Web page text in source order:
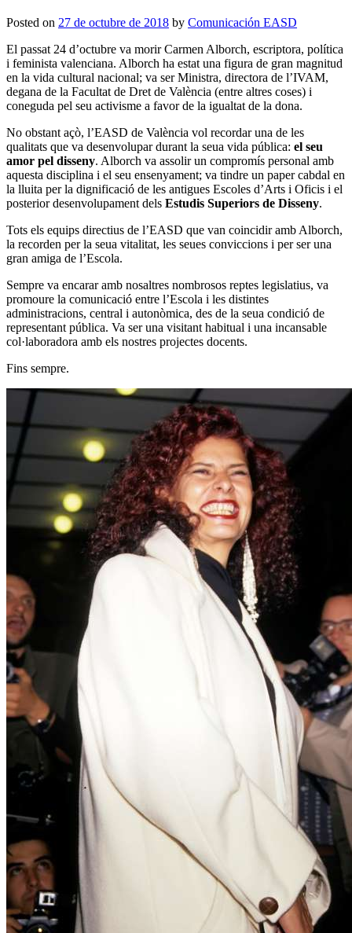
Posted on 27 de octubre de 2018 by Comunicación EASD
El passat 24 d’octubre va morir Carmen Alborch, escriptora, política
i feminista valenciana. Alborch ha estat una figura de gran magnitud
en la vida cultural nacional; va ser Ministra, directora de l’IVAM,
degana de la Facultat de Dret de València (entre altres coses) i
coneguda pel seu activisme a favor de la igualtat de la dona.
No obstant açò, l’EASD de València vol recordar una de les
qualitats que va desenvolupar durant la seua vida pública: el seu
amor pel disseny. Alborch va assolir un compromís personal amb
aquesta disciplina i el seu ensenyament; va tindre un paper cabdal en
la lluita per la dignificació de les antigues Escoles d’Arts i Oficis i el
posterior desenvolupament dels Estudis Superiors de Disseny.
Tots els equips directius de l’EASD que van coincidir amb Alborch,
la recorden per la seua vitalitat, les seues conviccions i per ser una
gran amiga de l’Escola.
Sempre va encarar amb nosaltres nombrosos reptes legislatius, va
promoure la comunicació entre l’Escola i les distintes
administracions, central i autonòmica, des de la seua condició de
representant pública. Va ser una visitant habitual i una incansable
col·laboradora amb els nostres projectes docents.
Fins sempre.